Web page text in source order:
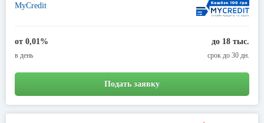
MyCredit
от 0,01%
в день
до 18 тыс.
срок до 30 дн.
Подать заявку